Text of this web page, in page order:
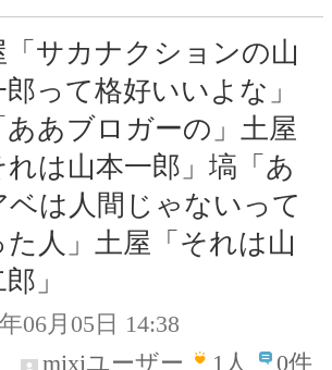
「サカナクションの山
郎って格好いいよな」
ああブロガーの」土屋
れは山本一郎」塙「あ
ベは人間じゃないって
た人」土屋「それは山
」
06月05日 14:38
mixiユーザー
1人 0件